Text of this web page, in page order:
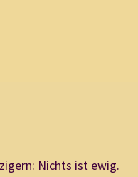
Nichts ist ewig.